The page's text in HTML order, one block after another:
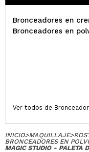
Bronceadores en
Bronceadores en
Ver todos de
INICIO>MAQUILLAJE>
BRONCEADORES EN
MAGIC STUDIO - PALETA